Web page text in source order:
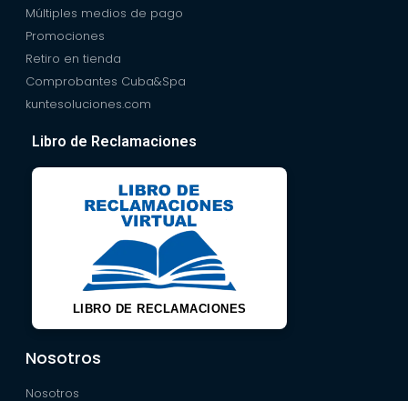
Múltiples medios de pago
Promociones
Retiro en tienda
Comprobantes Cuba&Spa
kuntesoluciones.com
Libro de Reclamaciones
LIBRO DE RECLAMACIONES
Nosotros
Nosotros